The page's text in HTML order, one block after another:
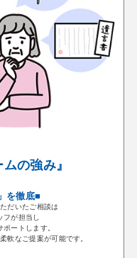
の強み』
を徹底■
だいたご相談は
が担当し
ートします。
軟なご提案が可能です。